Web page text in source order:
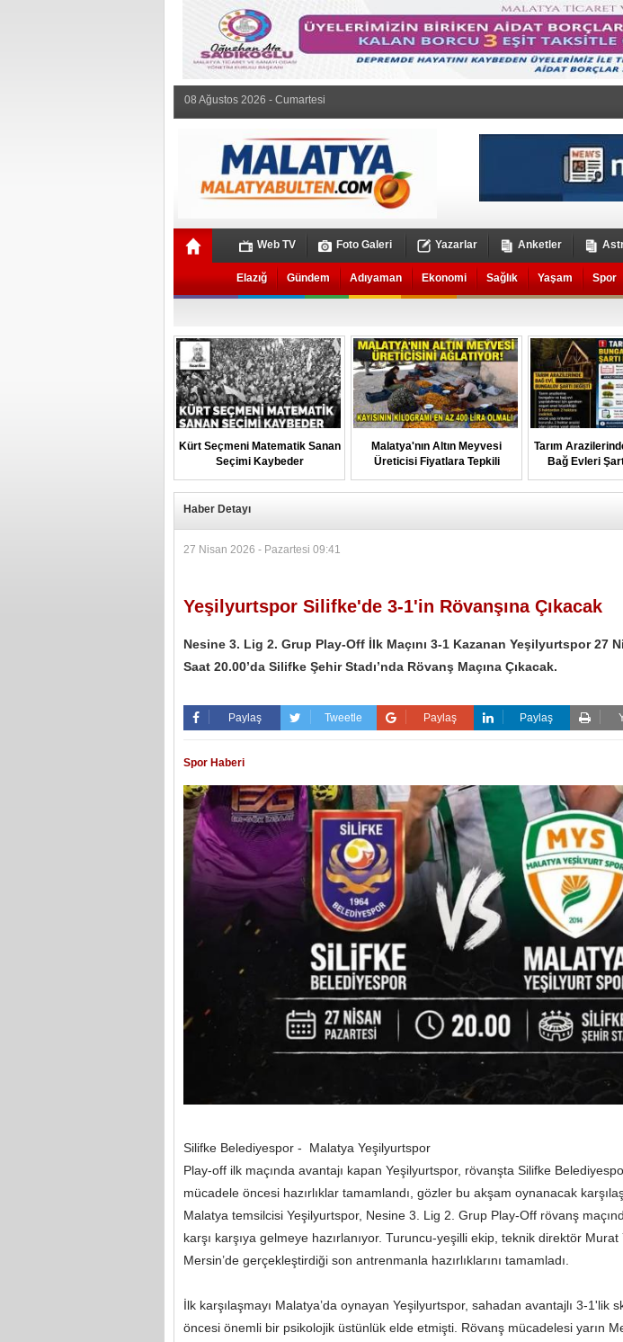
08 Ağustos 2026 - Cumartesi
Web TV Foto Galeri Yazarlar Anketler
Elazığ Gündem Adıyaman Ekonomi Sağlık Yaşam Spor
Kürt Seçmeni Matematik Sanan
Seçimi Kaybeder
Malatya'nın Altın Meyvesi
Üreticisi Fiyatlara Tepkili
Tarım
Bağ Evleri
Haber Detayı
27 Nisan 2026 - Pazartesi 09:41
Yeşilyurtspor Silifke'de 3-1'in Rövanşına Çıkacak
Nesine 3. Lig 2. Grup Play-Off İlk Maçını 3-1 Kazanan Yeşilyurtspor 27
Saat 20.00’da Silifke Şehir Stadı’nda Rövanş Maçına Çıkacak.
Paylaş Tweetle Paylaş Paylaş
Spor Haberi
Silifke Belediyespor - Malatya Yeşilyurtspor
Play-off ilk maçında avantajı kapan Yeşilyurtspor, rövanşta Silifke
mücadele öncesi hazırlıklar tamamlandı, gözler bu akşam oynanacak
Malatya temsilcisi Yeşilyurtspor, Nesine 3. Lig 2. Grup Play-Off rövanş
karşı karşıya gelmeye hazırlanıyor. Turuncu-yeşilli ekip, teknik direktör Murat
Mersin’de gerçekleştirdiği son antrenmanla hazırlıklarını tamamladı.
İlk karşılaşmayı Malatya’da oynayan Yeşilyurtspor, sahadan avantajlı 3-1'lik
öncesi önemli bir psikolojik üstünlük elde etmişti. Rövanş mücadelesi yarın